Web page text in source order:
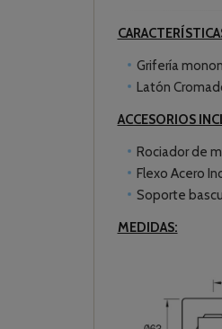
Grifería
Latón
ACCESORIOS
Rociador de
Flexo Acero
Soporte
MEDIDAS: